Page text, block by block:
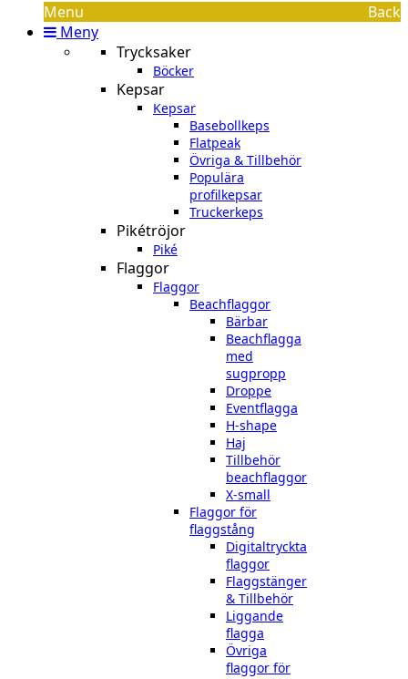
Menu
Back
Meny
Trycksaker
Böcker
Kepsar
Kepsar
Basebollkeps
Flatpeak
Övriga & Tillbehör
Populära
profilkepsar
Truckerkeps
Pikétröjor
Piké
Flaggor
Flaggor
Beachflaggor
Bärbar
Beachflagga
med
sugpropp
Droppe
Eventflagga
H-shape
Haj
Tillbehör
beachflaggor
X-small
Flaggor för
flaggstång
Digitaltryckta
flaggor
Flaggstänger
& Tillbehör
Liggande
flagga
Övriga
flaggor för